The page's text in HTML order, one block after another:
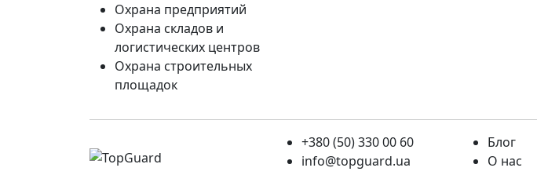
Охрана предприятий
Охрана складов и
логистических центров
Охрана строительных
площадок
+380 (50) 330 00 60
info@topguard.ua
Блог
О нас